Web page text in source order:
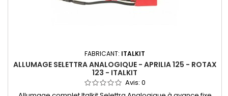
FABRICANT: ITALKIT
ALLUMAGE SELETTRA ANALOGIQUE - APRILIA 125 - ROTAX
123 - ITALKIT
Avis: 0